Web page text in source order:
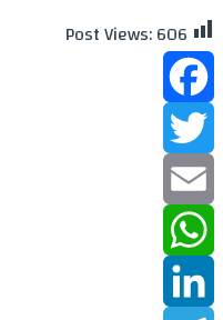
Post Views:606
Facebook
Twitter
Email
WhatsApp